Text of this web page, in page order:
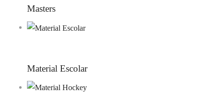
Masters
Material Escolar